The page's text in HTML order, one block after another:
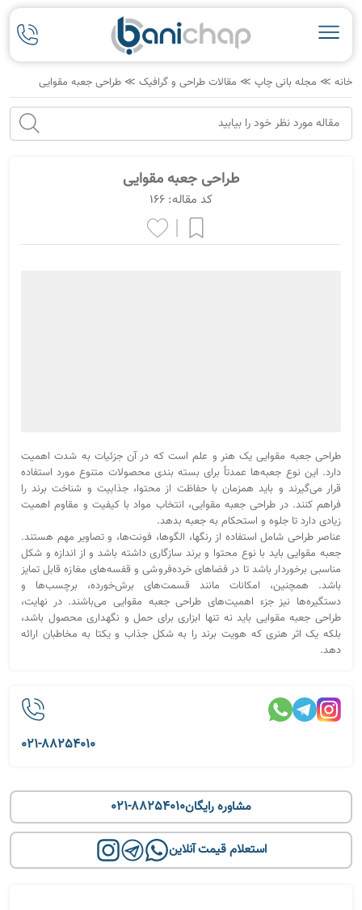
خانه ≫ مجله بانی چاپ ≫ مقالات طراحی و گرافیک ≫ طراحی جعبه مقوایی
طراحی جعبه مقوایی
کد مقاله: 166
طراحی جعبه مقوایی یک هنر و علم است که در آن جزئیات به شدت اهمیت
دارد. این نوع جعبه‌ها عمدتاً برای بسته بندی محصولات متنوع مورد استفاده
قرار می‌گیرند و باید همزمان با حفاظت از محتوا، جذابیت و شناخت برند را
فراهم کنند. در طراحی جعبه مقوایی، انتخاب مواد با کیفیت و مقاوم اهمیت
زیادی دارد تا جلوه و استحکام به جعبه بدهد.
عناصر طراحی شامل استفاده از رنگها، الگوها، فونت‌ها، و تصاویر مهم هستند.
جعبه مقوایی باید با نوع محتوا و برند سازگاری داشته باشد و از اندازه و شکل
مناسبی برخوردار باشد تا در فضاهای خرده‌فروشی و قفسه‌های مغازه قابل تمایز
باشد. همچنین، امکانات مانند قسمت‌های برش‌خورده، برچسب‌ها و
دستگیره‌ها نیز جزء اهمیت‌های طراحی جعبه مقوایی می‌باشند. در نهایت،
طراحی جعبه مقوایی باید نه تنها ابزاری برای حمل و نگهداری محصول باشد،
بلکه یک اثر هنری که هویت برند را به شکل جذاب و یکتا به مخاطبان ارائه
دهد.
021-88254010
مشاوره رایگان021-88254010
استعلام قیمت آنلاین